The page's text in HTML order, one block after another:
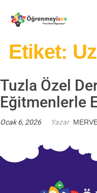
Etiket:
Tuzla Özel
Eğitmenlerle
Ocak 6, 2026 Yazar